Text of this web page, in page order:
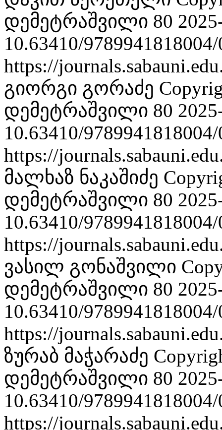
დემეტრაშვილი 80
10.63410/
https://
გიორგი გორაძე
დემეტრაშვილი 80
10.63410/
https://
მალხაზ ნაკაშიძე
დემეტრაშვილი 80
10.63410/
https://
ვასილ გონაშვილი
დემეტრაშვილი 80
10.63410/
https://
ზურაბ მაჭარაძე
დემეტრაშვილი 80
10.63410/
https://